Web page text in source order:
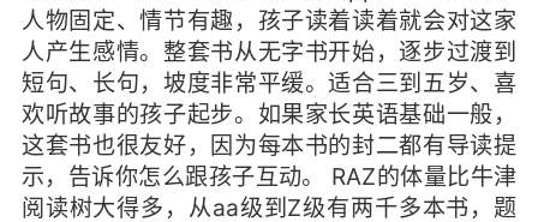
人物固定、情节有趣，孩子读着读着就会对这家
人产生感情。整套书从无字书开始，逐步过渡到
短句、长句，坡度非常平缓。适合三到五岁、喜
欢听故事的孩子起步。如果家长英语基础一般，
这套书也很友好，因为每本书的封二都有导读提
示，告诉你怎么跟孩子互动。 RAZ的体量比牛津
阅读树大得多，从aa级到Z级有两千多本书，题